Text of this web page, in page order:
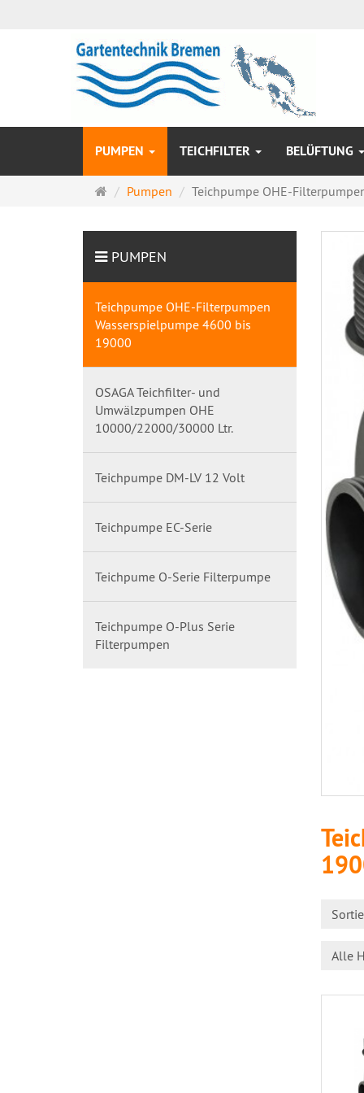
PUMPEN TEICHFILTER BELÜFTUNG
Startseite
Pumpen Teichpumpe OHE-
Alle
PUMPEN
Teichpumpe OHE-Filterpumpen
Wasserspielpumpe 4600 bis
19000
OSAGA Teichfilter- und
Umwälzpumpen OHE
10000/22000/30000 Ltr.
Teichpumpe DM-LV 12 Volt
Teichpumpe EC-Serie
Teichpume O-Serie Filterpumpe
Teichpumpe O-Plus Serie
Filterpumpen